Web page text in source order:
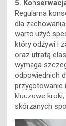
5.
Regularna
dla
warto użyć
który odżywi i
oraz utratą
wymaga
odpowiednich
przygotowanie
kluczowe
skórzanych